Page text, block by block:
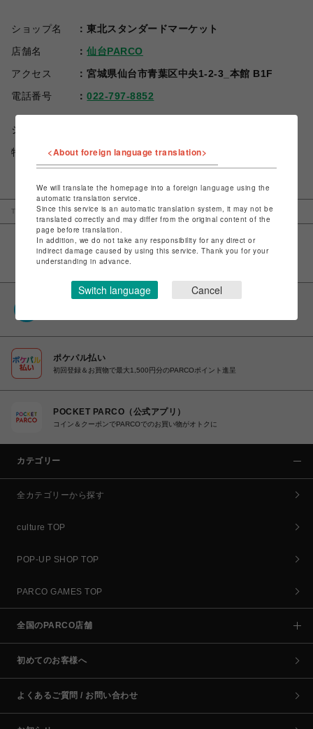
ショップ名
東北スタンダードマーケット
店舗名
仙台PARCO
アクセス
宮城県仙台市青葉区中央1-2-3_本館 B1F
電話番号
022-797-8852
ショップお問い合わせは
特定商取引法など法令に基づく表記はこちら
TOP 仙台PARCO 東北スタンダードマーケット
ポケパル払い
初回登録＆お買物で最大1,500円分のPARCOポイント進呈
POCKET PARCO（公式アプリ）
コイン＆クーポンでPARCOでのお買い物がオトクに
カテゴリー
全カテゴリーから探す
culture TOP
POP-UP SHOP TOP
PARCO GAMES TOP
全国のPARCO店舗
初めてのお客様へ
よくあるご質問 / お問い合わせ
<About foreign language translation>
We will translate the homepage into a foreign language using the
automatic translation service.
Since this service is an automatic translation system, it may not be
translated correctly and may differ from the original content of the
page before translation.
In addition, we do not take any responsibility for any direct or
indirect damage caused by using this service. Thank you for your
understanding in advance.
Switch language Cancel